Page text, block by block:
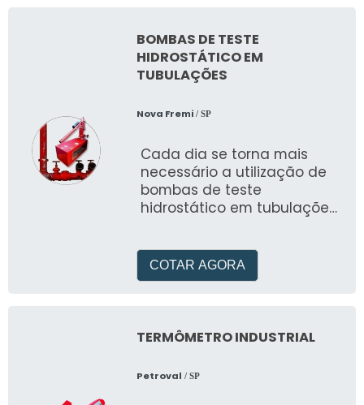
BOMBAS DE TESTE
HIDROSTÁTICO EM
TUBULAÇÕES
Nova Fremi/ SP
Cada dia se torna mais
necessário a utilização de
bombas de teste
hidrostático em tubulações,
COTAR AGORA
TERMÔMETRO INDUSTRIAL
Petroval / SP